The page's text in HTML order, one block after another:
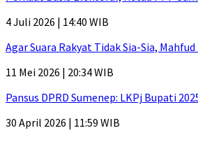
4 Juli 2026 | 14:40 WIB
Agar Suara Rakyat Tidak Sia-Sia,
11 Mei 2026 | 20:34 WIB
Pansus DPRD Sumenep: LKPj Bupati
30 April 2026 | 11:59 WIB